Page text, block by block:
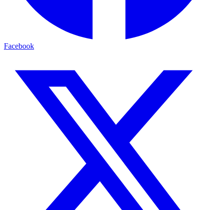
Facebook